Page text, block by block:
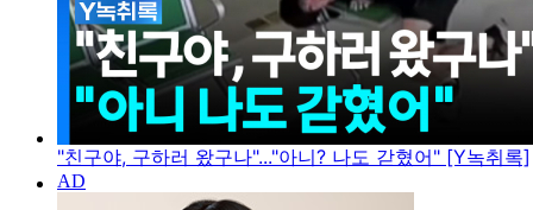
"친구야, 구하러 왔구나"..."아니? 나도 갇혔어" [Y녹취록]